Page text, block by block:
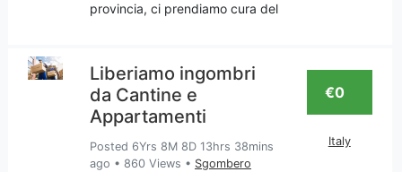
provincia, ci prendiamo cura del
più, o meglio che reputi
superfluo e quindi va
sgomberato con trasport
Liberiamo ingombri
da Cantine e
Appartamenti
Posted 6Yrs 8M 8D 13hrs 38mins
ago • 860 Views • Sgombero
€0
Italy